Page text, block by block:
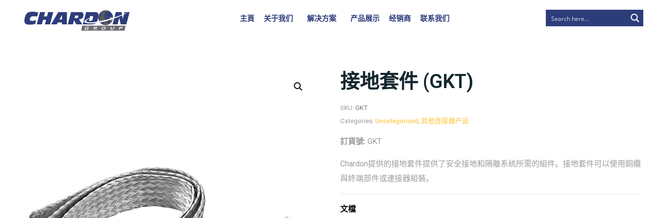
主頁 关于我们 解决方案 产品展示 经销商 联系我们
接地套件 (GKT)
SKU: GKT
Categories: Uncategorized 其他连接器产品
訂貨號: GKT
Chardon提供的接地套件提供了安全接地和隔離系統所需的組件。接地套件可以使用銅纜
與終端部件或連接器組裝。
文檔